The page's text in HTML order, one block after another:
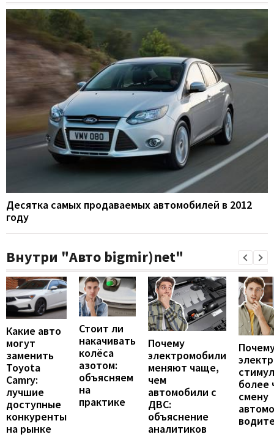
Десятка самых продаваемых автомобилей в 2012
году
Внутри "Авто bigmir)net"
Какие авто
могут
заменить
Toyota
Camry:
лучшие
доступные
конкуренты
на рынке
Стоит ли
накачивать
колёса
азотом:
объясняем
на
практике
Почему
электромобили
меняют чаще,
чем
автомобили с
ДВС:
объяснение
аналитиков
более
смену